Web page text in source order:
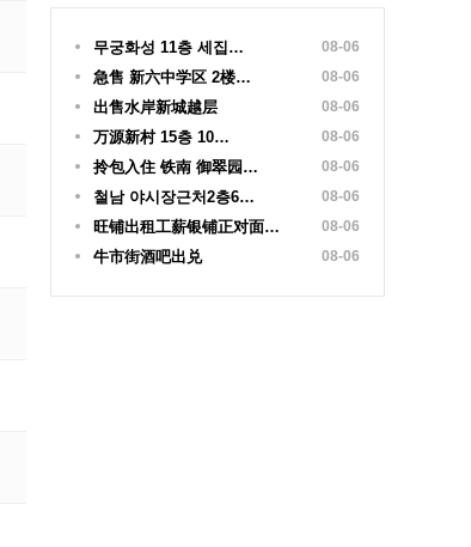
무궁화성 11층 세집… 08-06
急售 新六中学区 2楼… 08-06
出售水岸新城越层 08-06
万源新村 15층 10… 08-06
拎包入住 铁南 御翠园… 08-06
철남 야시장근처2층6… 08-06
旺铺出租工薪银铺正对面… 08-06
牛市街酒吧出兑 08-06